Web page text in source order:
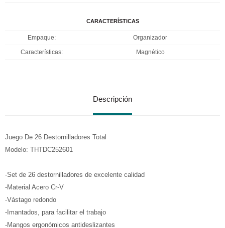
CARACTERÍSTICAS
Empaque Organizador
Características Magnético
Descripción
Juego De 26 Destornilladores Total
Modelo: THTDC252601
-Set de 26 destornilladores de excelente calidad
-Material Acero Cr-V
-Vástago redondo
-Imantados, para facilitar el trabajo
-Mangos ergonómicos antideslizantes